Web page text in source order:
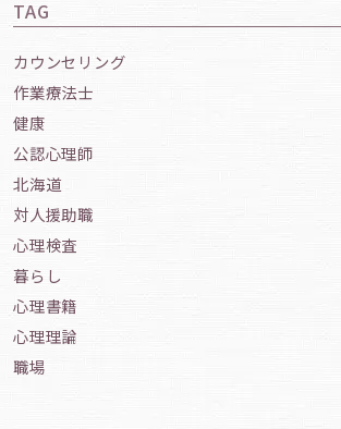
TAG
カウンセリング
作業療法士
健康
公認心理師
北海道
対人援助職
心理検査
暮らし
心理書籍
心理理論
職場